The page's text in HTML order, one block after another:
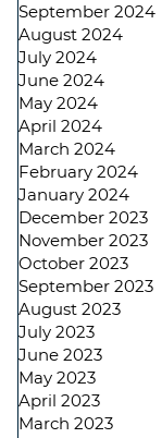
September 2024
August 2024
July 2024
June 2024
May 2024
April 2024
March 2024
February 2024
January 2024
December 2023
November 2023
October 2023
September 2023
August 2023
July 2023
June 2023
May 2023
April 2023
March 2023